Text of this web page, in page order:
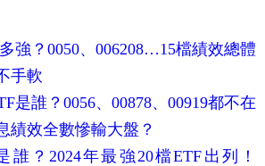
強？0050、006208…15檔績效總體
手軟
是誰？0056、00878、00919都不在
績效全數慘輸大盤？
誰？2024年最強20檔ETF出列！